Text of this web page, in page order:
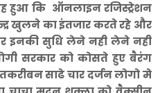
हुआ कि ऑनलाइन रजिस्ट्रेशन
खुलने का इंतजार करते रहे और
इनकी सुधि लेने नही लेने नही
सरकार को कोसते हुए बैरंग
साढे चार दर्जन लोगो मे